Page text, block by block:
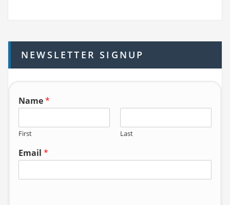
h
f
o
NEWSLETTER SIGNUP
Name*
First Last
Email *